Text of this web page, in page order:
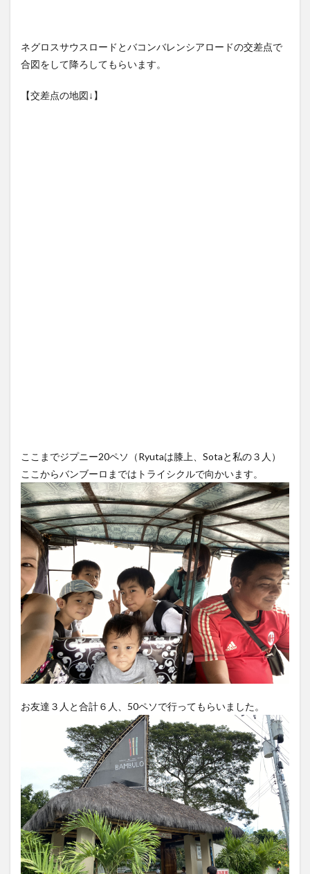
ネグロスサウスロードとバコンバレンシアロードの交差点で
合図をして降ろしてもらいます。
【交差点の地図↓】
ここまでジプニー20ペソ（Ryutaは膝上、Sotaと私の３人）
ここからバンブーロまではトライシクルで向かいます。
お友達３人と合計６人、50ペソで行ってもらいました。